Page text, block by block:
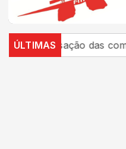
ÚLTIMAS
das